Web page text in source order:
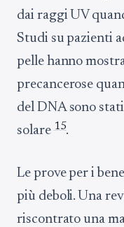
dai raggi UV
Studi su pazienti
pelle hanno
precancerose
del DNA sono
solare 15.
Le prove per i
più deboli. Una
riscontrato una